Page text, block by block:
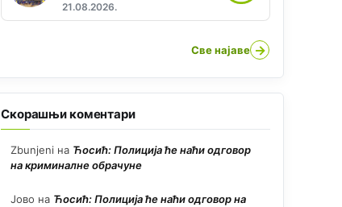
21.08.2026.
Све најаве →
Скорашњи коментари
Zbunjeni на Ћосић: Полиција ће наћи одговор
на криминалне обрачуне
Јово на Ћосић: Полиција ће наћи одговор на